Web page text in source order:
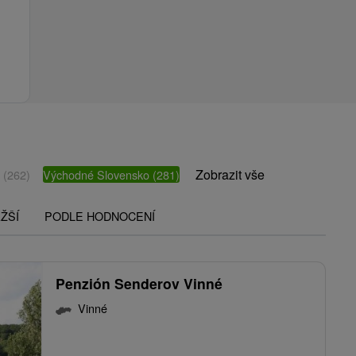
(262) Východné Slovensko (281) Zobrazit vše
PODLE HODNOCENÍ
Penzión Senderov Vinné
Vinné